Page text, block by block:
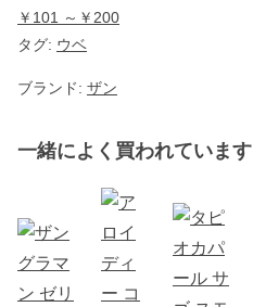
￥101 ～￥200
タグ: ウベ
ブランド: ザン
一緒によく買われています